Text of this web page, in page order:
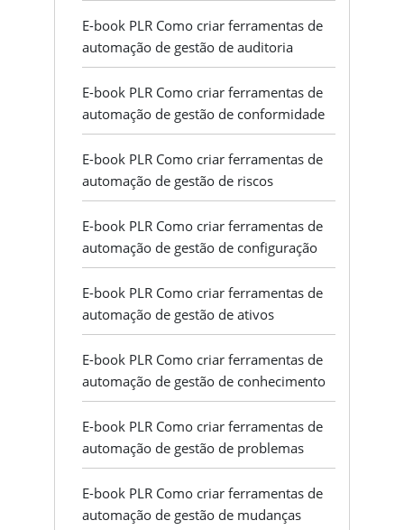
E-book PLR Como criar ferramentas de
automação de gestão de auditoria
E-book PLR Como criar ferramentas de
automação de gestão de conformidade
E-book PLR Como criar ferramentas de
automação de gestão de riscos
E-book PLR Como criar ferramentas de
automação de gestão de configuração
E-book PLR Como criar ferramentas de
automação de gestão de ativos
E-book PLR Como criar ferramentas de
automação de gestão de conhecimento
E-book PLR Como criar ferramentas de
automação de gestão de problemas
E-book PLR Como criar ferramentas de
automação de gestão de mudanças